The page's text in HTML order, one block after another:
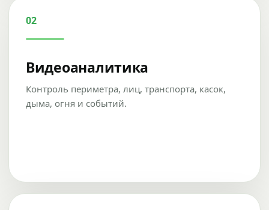
02
Видеоаналитика
Контроль периметра, лиц, транспорта, касок,
дыма, огня и событий.